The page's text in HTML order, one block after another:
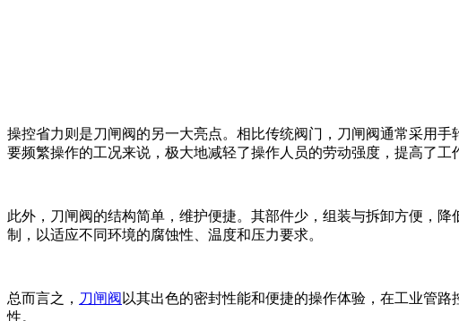
操控省力则是刀闸阀的另一大亮点。相比传统阀门，刀闸阀通常采用
要频繁操作的工况来说，极大地减轻了操作人员的劳动强度，提高了工
此外，刀闸阀的结构简单，维护便捷。其部件少，组装与拆卸方便，
制，以适应不同环境的腐蚀性、温度和压力要求。
总而言之， 刀闸阀 以其出色的密封性能和便捷的操作体验，在工业管
性。